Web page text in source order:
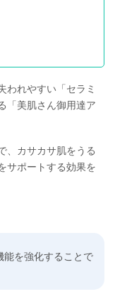
われやすい「セラミ
「美肌さん御用達ア
、カサカサ肌をうる
サポートする効果を
能を強化することで